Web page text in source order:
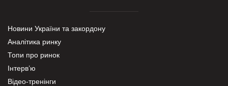
Новини України та закордону
Аналітика ринку
Топи про ринок
Інтерв’ю
Відео-тренінги